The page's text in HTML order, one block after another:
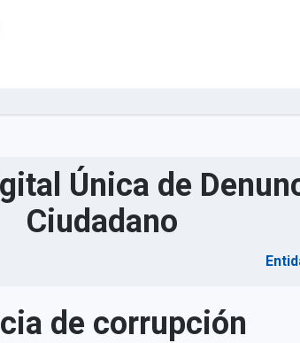
Única de
Ciudadano
de corrupción